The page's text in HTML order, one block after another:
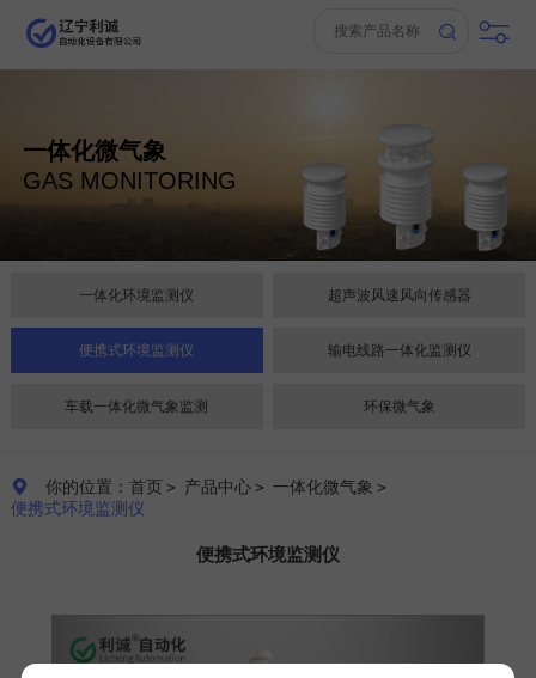
一体化微气象
GAS MONITORING
一体化环境监测仪 超声波风速风向传感器
便携式环境监测仪 输电线路一体化监测仪
车载一体化微气象监测 环保微气象
 你的位置：首页 ＞ 产品中心＞ 一体化微气象 ＞
便携式环境监测仪
便携式环境监测仪